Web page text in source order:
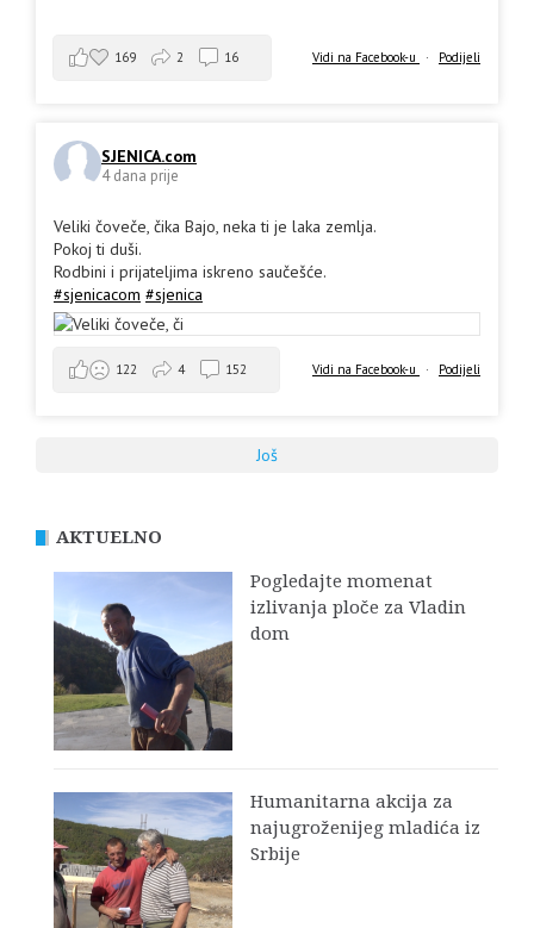
Vidi na Facebook-u · Podijeli
169 2 16
SJENICA.com
4 dana prije
Veliki čoveče, čika Bajo, neka ti je laka zemlja.
Pokoj ti duši.
Rodbini i prijateljima iskreno saučešće.
#sjenicacom #sjenica
Vidi na Facebook-u · Podijeli
122 4 152
Još
AKTUELNO
Pogledajte momenat
izlivanja ploče za Vladin
dom
Humanitarna akcija za
najugroženijeg mladića iz
Srbije